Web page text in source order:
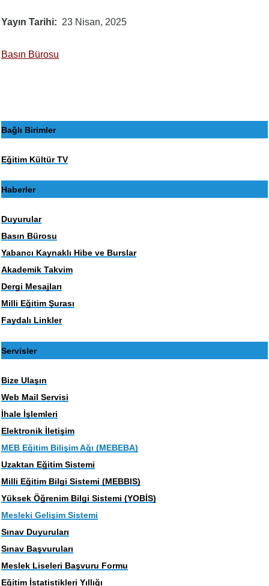
Yayın Tarihi 23 Nisan, 2025
Basın Bürosu
Bağlı Birimler
Eğitim Kültür TV
Haberler
Duyurular
Basın Bürosu
Yabancı Kaynaklı Hibe ve Burslar
Akademik Takvim
Dergi Mesajları
Milli Eğitim Şurası
Faydalı Linkler
Servisler
Bize Ulaşın
Web Mail Servisi
İhale İşlemleri
Elektronik İletişim
MEB Eğitim Bilişim Ağı (MEBEBA)
Uzaktan Eğitim Sistemi
Milli Eğitim Bilgi Sistemi (MEBBIS)
Yüksek Öğrenim Bilgi Sistemi (YOBİS)
Mesleki Gelişim Sistemi
Sınav Duyuruları
Sınav Başvuruları
Meslek Liseleri Başvuru Formu
Eğitim İstatistikleri Yıllığı